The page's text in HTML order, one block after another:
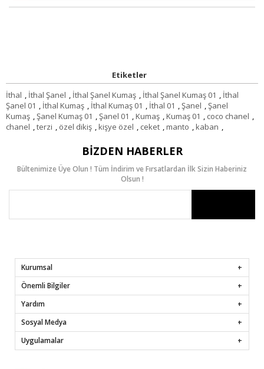
Etiketler
İthal , İthal Şanel , İthal Şanel Kumaş , İthal Şanel Kumaş 01 , İthal
Şanel 01 , İthal Kumaş , İthal Kumaş 01 , İthal 01 ,Şanel ,Şanel
Kumaş ,Şanel Kumaş 01 ,Şanel 01 ,Kumaş ,Kumaş 01 , coco chanel ,
chanel ,terzi , özel dikiş ,kişye özel , ceket ,manto ,kaban ,
BIZDEN HABERLER
Bültenimize Üye Olun ! Tüm İndirim ve Fırsatlardan İlk Sizin Haberiniz
Olsun !
Kurumsal
Önemli Bilgiler
Yardım
Sosyal Medya
Uygulamalar